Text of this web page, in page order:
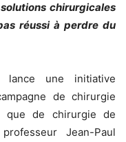
chirurgicales
réussi à perdre du
lance une initiative
de chirurgie
que de chirurgie de
Jean-Paul